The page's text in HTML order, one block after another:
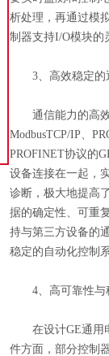
析处理，再通过模
制器支持I/O模块的
3、高效稳定的
通信能力的高效
ModbusTCP/IP、
PROFINET协议的
设备连接在一起，
诊断，极大地提高
据的确定性、可重
持与第三方设备的
稳定的自动化控制
4、高可靠性与
在设计GE通用电
件方面，部分控制